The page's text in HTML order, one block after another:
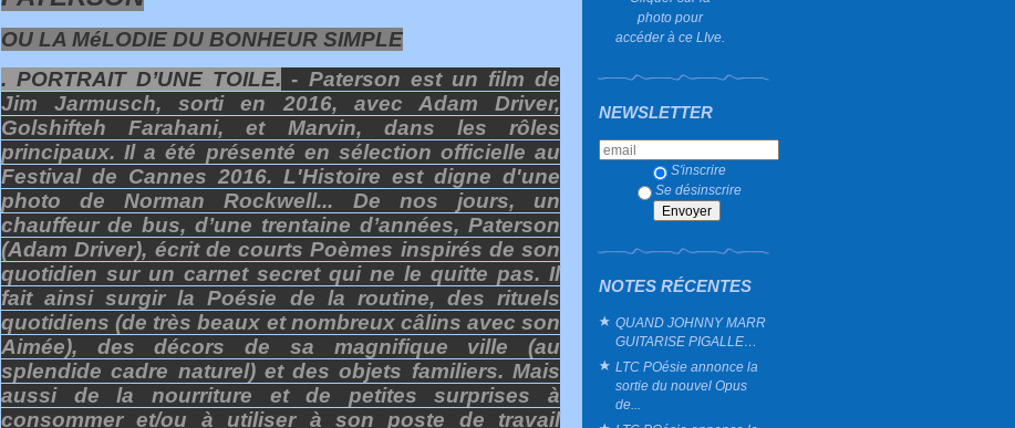
photo pour
accéder à ce LIve.
NEWSLETTER
S'inscrire
Se désinscrire
NOTES RÉCENTES
QUAND JOHNNY MARR
GUITARISE PIGALLE…
LTC POésie annonce la
sortie du nouvel Opus
de...
OU LA MéLODIE DU BONHEUR SIMPLE
. PORTRAIT D’UNE TOILE. - Paterson est un film de
Jim Jarmusch, sorti en 2016, avec Adam Driver,
Golshifteh Farahani, et Marvin, dans les rôles
principaux. Il a été présenté en sélection officielle au
Festival de Cannes 2016. L'Histoire est digne d'une
photo de Norman Rockwell... De nos jours, un
chauffeur de bus, d’une trentaine d’années, Paterson
(Adam Driver), écrit de courts Poèmes inspirés de son
quotidien sur un carnet secret qui ne le quitte pas. Il
fait ainsi surgir la Poésie de la routine, des rituels
quotidiens (de très beaux et nombreux câlins avec son
Aimée), des décors de sa magnifique ville (au
splendide cadre naturel) et des objets familiers. Mais
aussi de la nourriture et de petites surprises à
consommer et/ou à utiliser à son poste de travail